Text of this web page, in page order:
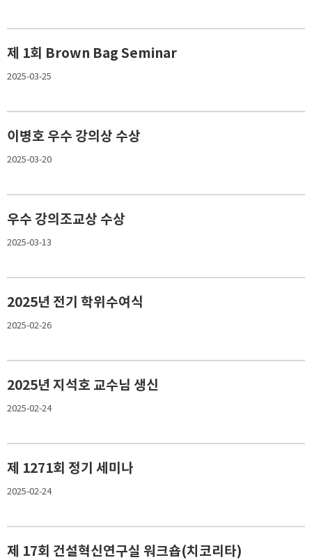
제 1회 Brown Bag Seminar
2025-03-25
이병호 우수 강의상 수상
2025-03-20
우수 강의조교상 수상
2025-03-13
2025년 전기 학위수여식
2025-02-26
2025년 지석호 교수님 생신
2025-02-24
제 1271회 정기 세미나
2025-02-24
제 17회 건설혁신연구실 워크숍(치코리타)